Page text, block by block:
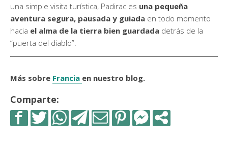
una simple visita turística, Padirac es una pequeña
aventura segura, pausada y guiada en todo momento
hacia el alma de la tierra bien guardada detrás de la
“puerta del diablo”.
Más sobre Francia en nuestro blog.
Comparte: